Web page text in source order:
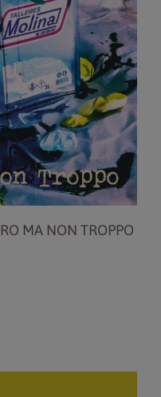
MA NON TROPPO